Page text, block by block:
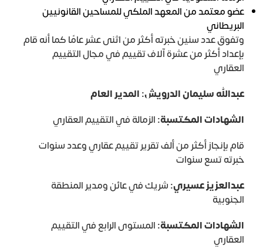
عضو معتمد من المعهد الملكي للمساحين القانونيين
البريطاني
وتفوق عدد سنين خبرته أكثر من اثنى عشر عامًا كما أنه قام
بإعداد أكثر من عشرة آلاف تقييم في مجال التقييم
العقاري
عبدالله سليمان الدرويش: المدير العام
الشهادات المكتسبة:الزمالة في التقييم العقاري
قام بإنجاز أكثر من ألف تقرير تقييم عقاري وعدد سنوات
خبرته تسع سنوات
عبدالعزيز عسيري:شريك في عائن ومدير المنطقة
الجنوبية
الشهادات المكتسبة:المستوى الرابع في التقييم
العقاري